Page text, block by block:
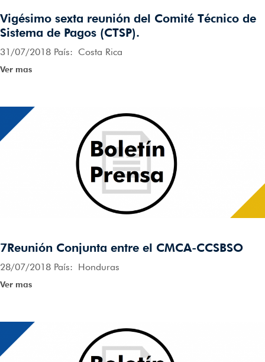
Vigésimo sexta reunión del Comité Técnico de
Sistema de Pagos (CTSP).
31/07/2018 País: Costa Rica
Ver mas
7Reunión Conjunta entre el CMCA-CCSBSO
28/07/2018 País: Honduras
Ver mas